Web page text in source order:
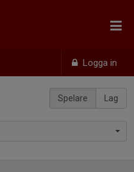
Logga in
Spelare Lag